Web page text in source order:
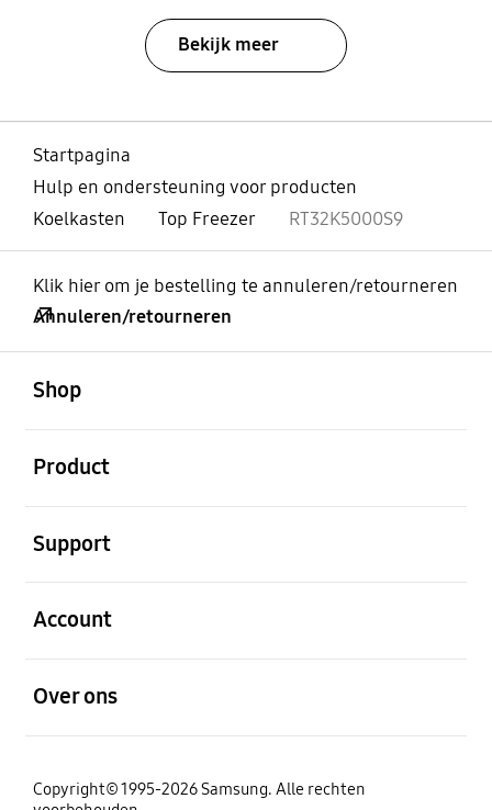
Bekijk meer
Startpagina
Hulp en ondersteuning voor producten
Koelkasten
Top Freezer RT32K5000S9
Klik hier om je bestelling te annuleren/retourneren
Annuleren/retourneren
Shop
Product
Support
Account
Over ons
Copyright© 1995-2026 Samsung. Alle rechten